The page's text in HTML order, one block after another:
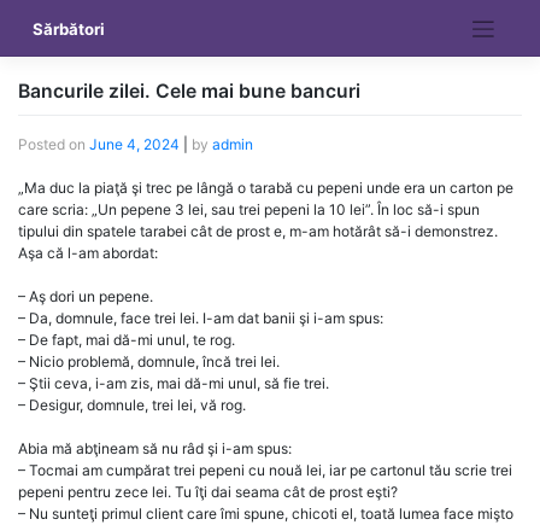
content
Sărbători
Bancurile zilei. Cele mai bune bancuri
Posted on June 4, 2024 by admin
„Ma duc la piaţă şi trec pe lângă o tarabă cu pepeni unde era un carton pe
care scria: „Un pepene 3 lei, sau trei pepeni la 10 lei”. În loc să-i spun
tipului din spatele tarabei cât de prost e, m-am hotărât să-i demonstrez.
Aşa că l-am abordat:
– Aş dori un pepene.
– Da, domnule, face trei lei. I-am dat banii şi i-am spus:
– De fapt, mai dă-mi unul, te rog.
– Nicio problemă, domnule, încă trei lei.
– Ştii ceva, i-am zis, mai dă-mi unul, să fie trei.
– Desigur, domnule, trei lei, vă rog.
Abia mă abţineam să nu râd şi i-am spus:
– Tocmai am cumpărat trei pepeni cu nouă lei, iar pe cartonul tău scrie trei
pepeni pentru zece lei. Tu îţi dai seama cât de prost eşti?
– Nu sunteţi primul client care îmi spune, chicoti el, toată lumea face mişto